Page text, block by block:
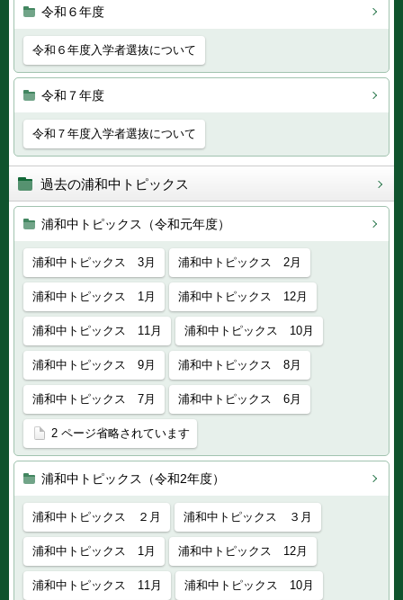
令和６年度
令和６年度入学者選抜について
令和７年度
令和７年度入学者選抜について
過去の浦和中トピックス
浦和中トピックス（令和元年度）
浦和中トピックス 3月 浦和中トピックス 2月
浦和中トピックス 1月 浦和中トピックス 12月
浦和中トピックス 11月 浦和中トピックス 10月
浦和中トピックス 9月 浦和中トピックス 8月
浦和中トピックス 7月 浦和中トピックス 6月
2 ページ省略されています
浦和中トピックス（令和2年度）
浦和中トピックス ２月 浦和中トピックス ３月
浦和中トピックス 1月 浦和中トピックス 12月
浦和中トピックス 11月 浦和中トピックス 10月